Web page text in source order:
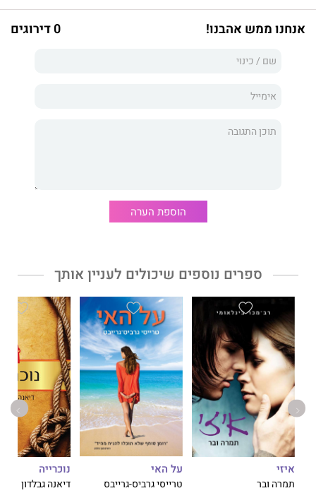
מפתיע ונוגע ללב.ספרה החדש של מחברת "מועדון הקריאה של
ג'יין אוסטין"הוא יצירת מופת בת זמננו, שזוֹרה אור על יחסי משפחה
ובוחנת מחדש את ההגדרה שלנו לגבי מהו אנושי. זהו ספר חכם, מרגש
ומעורר מחשבה, שרשמיו מלווים את הקורא לאורך זמן. הספר זכה
בפרס פן/פוקנר, היה מועמד לפרס בוקר ונמנה עם ספרי השנה של
העפיפונים"
אנחנו ממש אהבנו! 0 דירוגים
הוספת הערה
ספרים נוספים שיכולים לעניין אותך
איזי
תמרה ובר
על האי
טרייסי גרביס-גרייבס
נוכרייה
דיאנה גבלדון